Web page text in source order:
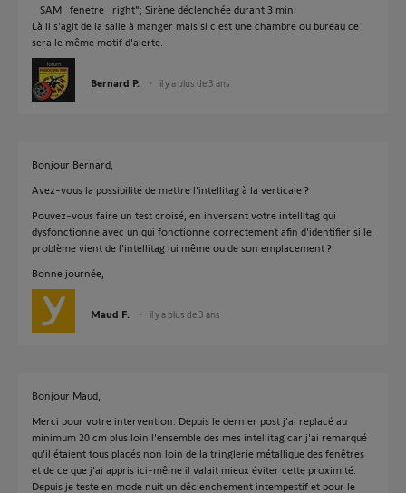
_SAM_fenetre_right"; Sirène déclenchée durant 3 min.
Là il s'agit de la salle à manger mais si c'est une chambre ou bureau ce
sera le même motif d'alerte.
Bernard P. il y a plus de 3 ans
Bonjour Bernard,
Avez-vous la possibilité de mettre l'intellitag à la verticale ?
Pouvez-vous faire un test croisé, en inversant votre intellitag qui
dysfonctionne avec un qui fonctionne correctement afin d'identifier si le
problème vient de l'intellitag lui même ou de son emplacement ?
Bonne journée,
Maud F. il y a plus de 3 ans
Bonjour Maud,
Merci pour votre intervention. Depuis le dernier post j'ai replacé au
minimum 20 cm plus loin l'ensemble des mes intellitag car j'ai remarqué
qu'il étaient tous placés non loin de la tringlerie métallique des fenêtres
et de ce que j'ai appris ici-même il valait mieux éviter cette proximité.
Depuis je teste en mode nuit un déclenchement intempestif et pour le